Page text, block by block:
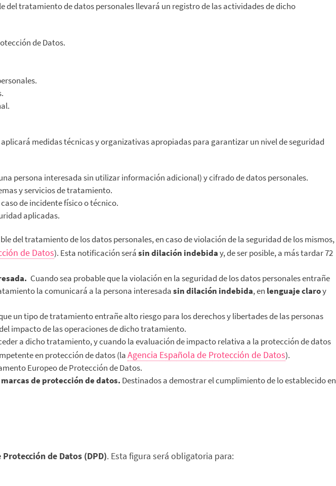
del tratamiento de datos personales llevará un registro de las actividades de dicho
de Datos.
medidas técnicas y organizativas apropiadas para garantizar un nivel de seguridad
persona interesada sin utilizar información adicional) y cifrado de datos personales.
y servicios de tratamiento.
de incidente físico o técnico.
aplicadas.
del tratamiento de los datos personales, en caso de violación de la seguridad de los mismos,
de Datos). Esta notificación serásindilación indebiday, de ser posible, a más tardar 72
Cuando sea probable que la violación en la seguridad de los datos personales entrañe
la comunicará a la persona interesadasindilación indebida, en lenguajeclaroy
un tipo de tratamiento entrañe alto riesgo para los derechos y libertades de las personas
impacto de las operaciones de dicho tratamiento.
a dicho tratamiento, y cuando la evaluación de impacto relativa a la protección de datos
en protección de datos (laAgencia Española de Protección de Datos).
Europeo de Protección de Datos.
de protección de datos. Destinados a demostrar el cumplimiento de lo establecido en
de Datos (DPD). Esta figura será obligatoria para: